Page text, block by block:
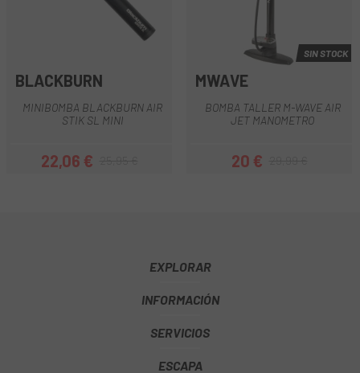
BLACKBURN
MINIBOMBA BLACKBURN AIR
STIK SL MINI
Precio
22,06 €Precio regular
SIN STOCK
MWAVE
BOMBA TALLER M-WAVE AIR
JET MANOMETRO
20 €
EXPLORAR
INFORMACIÓN
SERVICIOS
ESCAPA